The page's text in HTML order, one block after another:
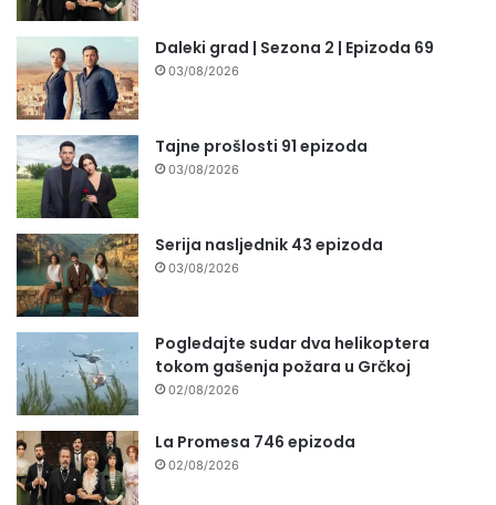
Daleki grad | Sezona 2 | Epizoda 69
03/08/2026
Tajne prošlosti 91 epizoda
03/08/2026
Serija nasljednik 43 epizoda
03/08/2026
Pogledajte sudar dva helikoptera
tokom gašenja požara u Grčkoj
02/08/2026
La Promesa 746 epizoda
02/08/2026